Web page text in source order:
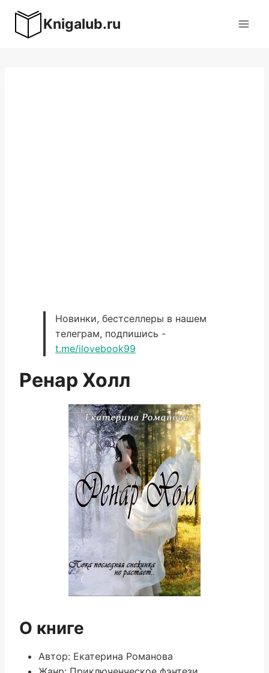
содержимому
Knigalub.ru
Новинки, бестселлеры в нашем
телеграм, подпишись -
t.me/ilovebook99
Ренар Холл
О книге
Автор: Екатерина Романова